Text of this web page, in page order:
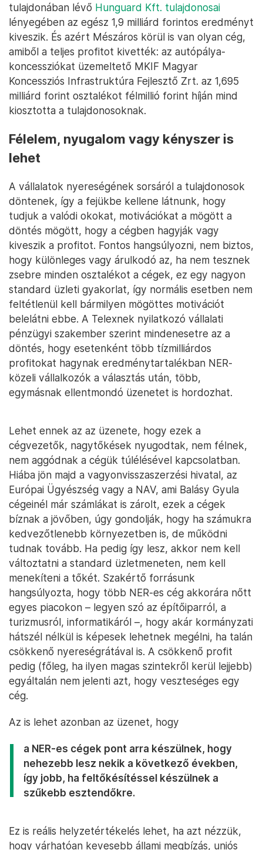
tulajdonában lévő Hunguard Kft. tulajdonosai
lényegében az egész 1,9 milliárd forintos eredményt
kiveszik. És azért Mészáros körül is van olyan cég,
amiből a teljes profitot kivették: az autópálya-
koncessziókat üzemeltető MKIF Magyar
Koncessziós Infrastruktúra Fejlesztő Zrt. az 1,695
milliárd forint osztalékot félmillió forint híján mind
kiosztotta a tulajdonosoknak.
Félelem, nyugalom vagy kényszer is
lehet
A vállalatok nyereségének sorsáról a tulajdonosok
döntenek, így a fejükbe kellene látnunk, hogy
tudjuk a valódi okokat, motivációkat a mögött a
döntés mögött, hogy a cégben hagyják vagy
kiveszik a profitot. Fontos hangsúlyozni, nem biztos,
hogy különleges vagy árulkodó az, ha nem tesznek
zsebre minden osztalékot a cégek, ez egy nagyon
standard üzleti gyakorlat, így normális esetben nem
feltétlenül kell bármilyen mögöttes motivációt
belelátni ebbe. A Telexnek nyilatkozó vállalati
pénzügyi szakember szerint mindenesetre az a
döntés, hogy esetenként több tízmilliárdos
profitokat hagynak eredménytartalékban NER-
közeli vállalkozók a választás után, több,
egymásnak ellentmondó üzenetet is hordozhat.
Lehet ennek az az üzenete, hogy ezek a
cégvezetők, nagytőkések nyugodtak, nem félnek,
nem aggódnak a cégük túlélésével kapcsolatban.
Hiába jön majd a vagyonvisszaszerzési hivatal, az
Európai Ügyészség vagy a NAV, ami Balásy Gyula
cégeinél már számlákat is zárolt, ezek a cégek
bíznak a jövőben, úgy gondolják, hogy ha számukra
kedvezőtlenebb környezetben is, de működni
tudnak tovább. Ha pedig így lesz, akkor nem kell
változtatni a standard üzletmeneten, nem kell
menekíteni a tőkét. Szakértő forrásunk
hangsúlyozta, hogy több NER-es cég akkorára nőtt
egyes piacokon – legyen szó az építőiparról, a
turizmusról, informatikáról –, hogy akár kormányzati
hátszél nélkül is képesek lehetnek megélni, ha talán
csökkenő nyereségrátával is. A csökkenő profit
pedig (főleg, ha ilyen magas szintekről kerül lejjebb)
egyáltalán nem jelenti azt, hogy veszteséges egy
cég.
Az is lehet azonban az üzenet, hogy
a NER-es cégek pont arra készülnek, hogy
nehezebb lesz nekik a következő években,
így jobb, ha feltőkésítéssel készülnek a
szűkebb esztendőkre.
Ez is reális helyzetértékelés lehet, ha azt nézzük,
hogy várhatóan kevesebb állami megbízás, uniós